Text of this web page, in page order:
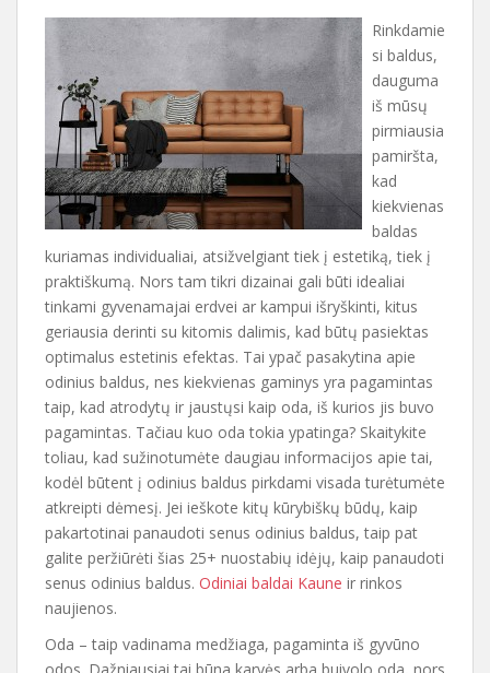
Rinkdamie
si baldus,
dauguma
iš mūsų
pirmiausia
pamiršta,
kad
kiekvienas
baldas
kuriamas individualiai, atsižvelgiant tiek į estetiką, tiek į
praktiškumą. Nors tam tikri dizainai gali būti idealiai
tinkami gyvenamajai erdvei ar kampui išryškinti, kitus
geriausia derinti su kitomis dalimis, kad būtų pasiektas
optimalus estetinis efektas. Tai ypač pasakytina apie
odinius baldus, nes kiekvienas gaminys yra pagamintas
taip, kad atrodytų ir jaustųsi kaip oda, iš kurios jis buvo
pagamintas. Tačiau kuo oda tokia ypatinga? Skaitykite
toliau, kad sužinotumėte daugiau informacijos apie tai,
kodėl būtent į odinius baldus pirkdami visada turėtumėte
atkreipti dėmesį. Jei ieškote kitų kūrybiškų būdų, kaip
pakartotinai panaudoti senus odinius baldus, taip pat
galite peržiūrėti šias 25+ nuostabių idėjų, kaip panaudoti
senus odinius baldus. Odiniai baldai Kaune ir rinkos
naujienos.
Oda – taip vadinama medžiaga, pagaminta iš gyvūno